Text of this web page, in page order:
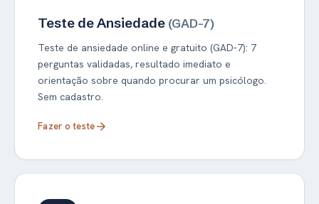
Teste de Ansiedade (GAD-7)
Teste de ansiedade online e gratuito (GAD-7): 7
perguntas validadas, resultado imediato e
orientação sobre quando procurar um psicólogo.
Sem cadastro.
Fazer o testearrow_forward